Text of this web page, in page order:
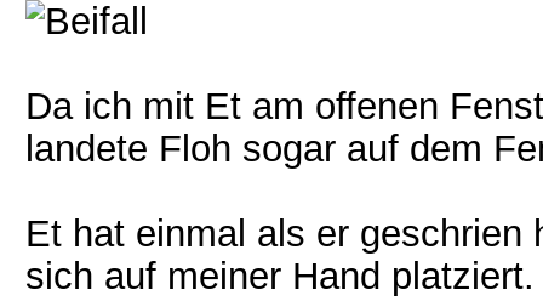
Da ich mit Et am offenen
landete Floh sogar auf dem
Et hat einmal als er geschrien
sich auf meiner Hand platziert.